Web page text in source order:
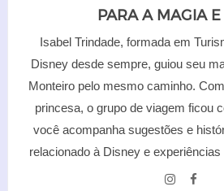
PARA A MAGIA
Isabel Trindade, formada em
Disney desde sempre, guiou seu
Monteiro pelo mesmo caminho.
princesa, o grupo de viagem ficou
você acompanha sugestões e
relacionado à Disney e